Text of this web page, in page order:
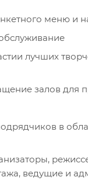
меню и
лучших
залов для
в
ведущие и